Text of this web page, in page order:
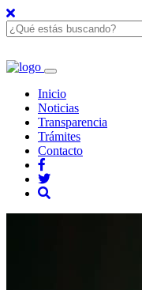
Inicio
Noticias
Transparencia
Trámites
Contacto